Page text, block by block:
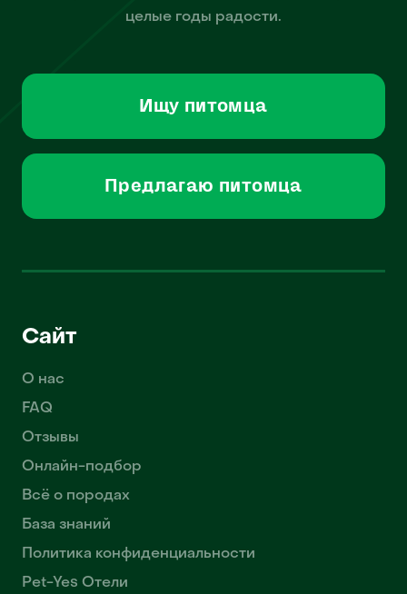
целые годы радости.
Ищу питомца
Предлагаю питомца
Сайт
О нас
FAQ
Отзывы
Онлайн-подбор
Всё о породах
База знаний
Политика конфиденциальности
Pet-Yes Отели